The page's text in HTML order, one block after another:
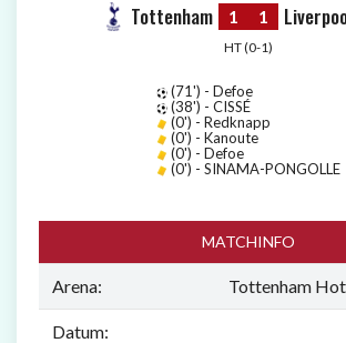
Tottenham 1 1
HT (0-1)
(71') - Defoe
(38') - CISSÉ
(0') - Redknapp
(0') - Kanoute
(0') - Defoe
(0') - SINAMA-PONGOLLE
MATCHINFO
Arena: Tottenham
Datum: